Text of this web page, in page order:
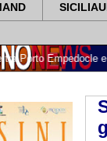
e Lampedusa: